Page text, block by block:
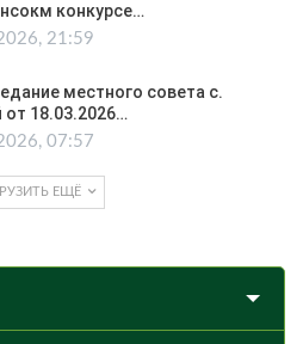
конкурсе…
21:59
местного совета с.
18.03.2026…
07:57
ЕЩЁ